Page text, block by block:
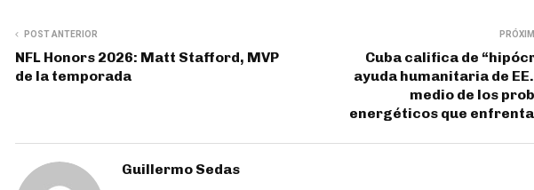
POST ANTERIOR
NFL Honors 2026: Matt Stafford, MVP
de la temporada
Cuba califica de
ayuda humanitaria de
medio de los
energéticos que
Guillermo Sedas